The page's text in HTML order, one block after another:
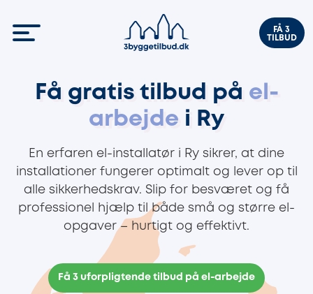
FÅ 3
TILBUD
Få gratis tilbud på el-
arbejde i Ry
En erfaren el-installatør i Ry sikrer, at dine
installationer fungerer optimalt og lever op til
alle sikkerhedskrav. Slip for besværet og få
professionel hjælp til både små og større el-
opgaver – hurtigt og effektivt.
Få 3 uforpligtende tilbud på el-arbejde